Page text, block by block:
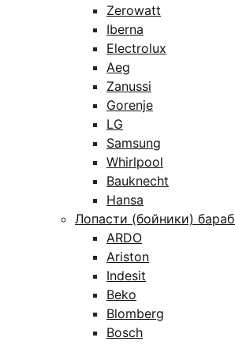
Zerowatt
Iberna
Electrolux
Aeg
Zanussi
Gorenje
LG
Samsung
Whirlpool
Bauknecht
Hansa
Лопасти (бойники)
ARDO
Ariston
Indesit
Beko
Blomberg
Bosch